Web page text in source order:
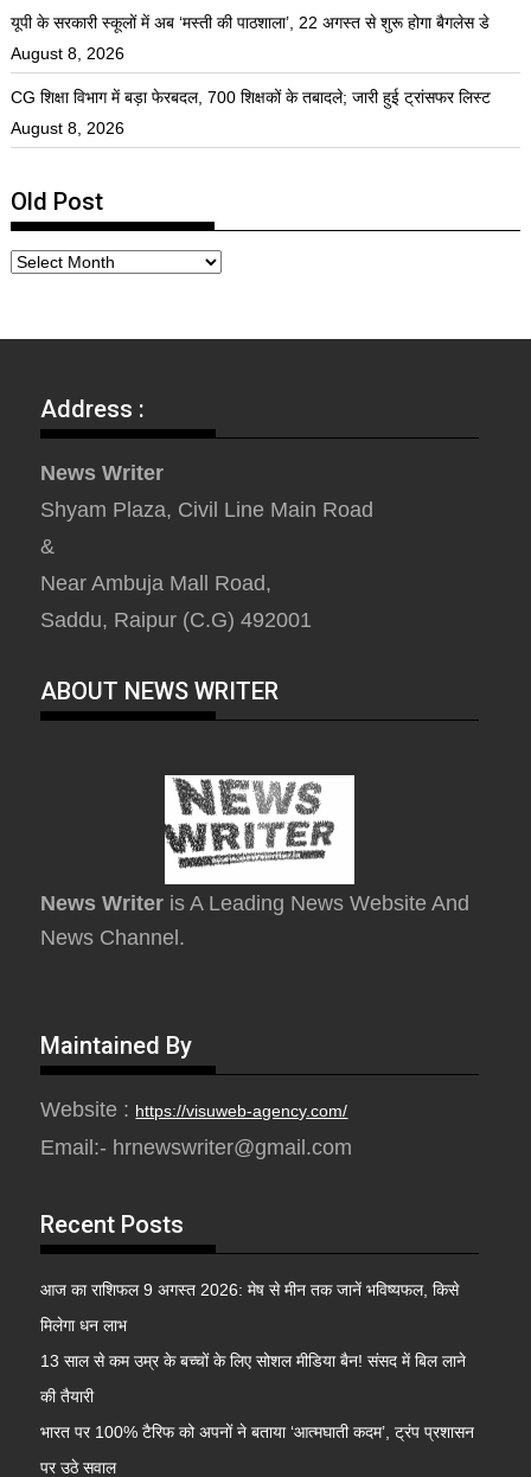
यूपी के सरकारी स्कूलों में अब ‘मस्ती की पाठशाला’, 22 अगस्त से शुरू होगा बैगलेस डे
August 8, 2026
CG शिक्षा विभाग में बड़ा फेरबदल, 700 शिक्षकों के तबादले; जारी हुई ट्रांसफर लिस्ट
August 8, 2026
Old Post
Address :
News Writer
Shyam Plaza, Civil Line Main Road
&
Near Ambuja Mall Road,
Saddu, Raipur (C.G) 492001
ABOUT NEWS WRITER
News Writer is A Leading News Website And
News Channel.
Maintained By
Website : https://visuweb-agency.com/
Email:- hrnewswriter@gmail.com
Recent Posts
आज का राशिफल 9 अगस्त 2026: मेष से मीन तक जानें भविष्यफल, किसे
मिलेगा धन लाभ
13 साल से कम उम्र के बच्चों के लिए सोशल मीडिया बैन! संसद में बिल लाने
की तैयारी
भारत पर 100% टैरिफ को अपनों ने बताया ‘आत्मघाती कदम’, ट्रंप प्रशासन
पर उठे सवाल